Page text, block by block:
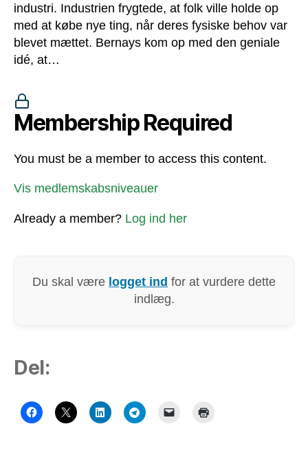
industri. Industrien frygtede, at folk ville holde op
med at købe nye ting, når deres fysiske behov var
blevet mættet. Bernays kom op med den geniale
idé, at…
Membership Required
You must be a member to access this content.
Vis medlemskabsniveauer
Already a member? Log ind her
Du skal være logget ind for at vurdere dette
indlæg.
Del: